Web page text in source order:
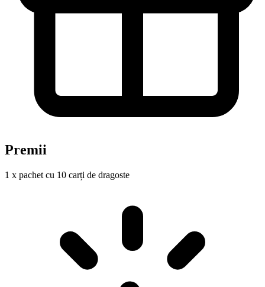
Premii
1 x pachet cu 10 carți de dragoste